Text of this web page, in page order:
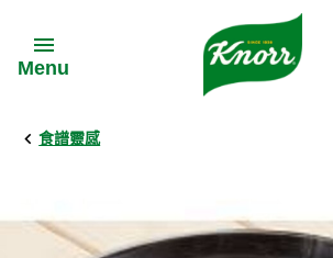
Menu
Back
Back
Back
食譜靈感